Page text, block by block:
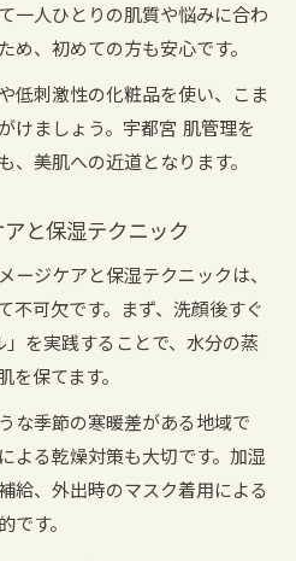
一人ひとりの肌質や悩みに合わ
め、初めての方も安心です。
低刺激性の化粧品を使い、こま
けましょう。宇都宮 肌管理を
、美肌への近道となります。
と保湿テクニック
ージケアと保湿テクニックは、
不可欠です。まず、洗顔後すぐ
を実践することで、水分の蒸
を保てます。
な季節の寒暖差がある地域で
よる乾燥対策も大切です。加湿
給、外出時のマスク着用による
です。